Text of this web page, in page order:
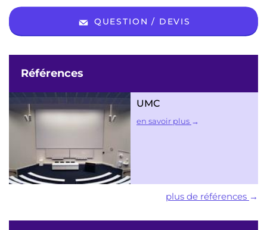
QUESTION / DEVIS
Références
UMC
en savoir plus
plus de références